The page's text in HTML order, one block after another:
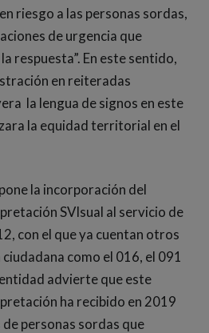
riesgo a las personas sordas,
de urgencia que
respuesta”. En este sentido,
en reiteradas
la lengua de signos en este
la equidad territorial en el
la incorporación del
SVIsual al servicio de
con el que ya cuentan otros
como el 016, el 091
advierte que este
ha recibido en 2019
personas sordas que